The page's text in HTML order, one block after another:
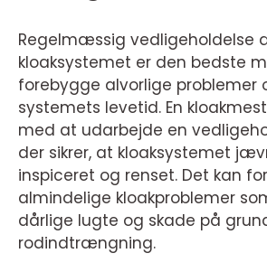
Regelmæssig vedligeholdelse
kloaksystemet er den bedste
forebygge alvorlige
systemets levetid. En
med at udarbejde en
der sikrer, at kloaksystemet
inspiceret og renset. Det kan
almindelige kloakproblemer
dårlige lugte og skade på
rodindtrængning.